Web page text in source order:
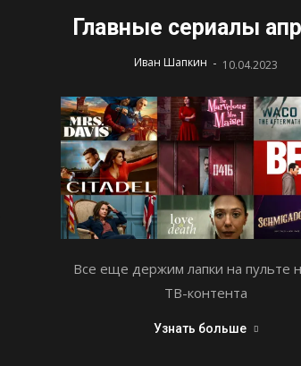
Главные сериалы
Иван Шапкин - 10.04.2023
Все еще держим лапки на пульте
ТВ-контента
Узнать больше